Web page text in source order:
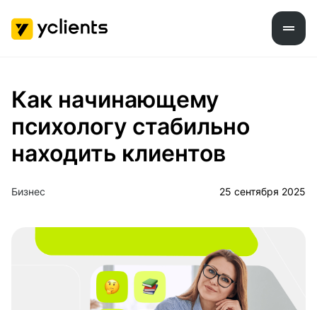
Как начинающему
психологу стабильно
находить клиентов
Бизнес 25 сентября 2025